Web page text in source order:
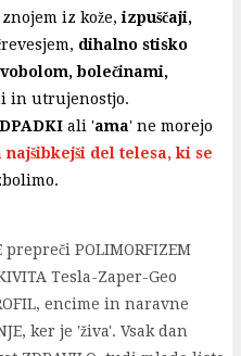
iz kože,izpuščaji,
dihalno stisko
bolečinami,
in utrujenostjo.
ali 'ama' ne morejo
najšibkejši del telesa, ki se
encime in naravne
ker je 'živa'. Vsak dan